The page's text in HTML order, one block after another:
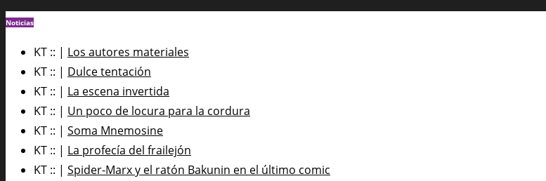
Noticias
KT :: | Los autores materiales
KT :: | Dulce tentación
KT :: | La escena invertida
KT :: | Un poco de locura para la cordura
KT :: | Soma Mnemosine
KT :: | La profecía del frailejón
KT :: | Spider-Marx y el ratón Bakunin en el último comic